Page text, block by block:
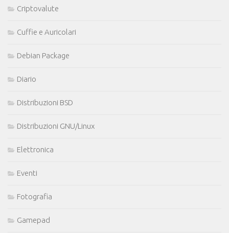
Criptovalute
Cuffie e Auricolari
Debian Package
Diario
Distribuzioni BSD
Distribuzioni GNU/Linux
Elettronica
Eventi
Fotografia
Gamepad